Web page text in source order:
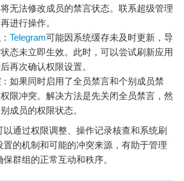
无法修改成员的禁言状态。联系超级管理
进行操作。
： Telegram可能因系统缓存未及时更新，导
态未立即生效。此时，可以尝试刷新应用
再次确认权限设置。
：如果同时启用了全员禁言和个别成员禁
限冲突。解决方法是先关闭全员禁言，然
成员的权限状态。
通过权限调整、操作记录核查和系统刷
置的机制和可能的冲突来源，有助于管理
群组的正常互动和秩序。